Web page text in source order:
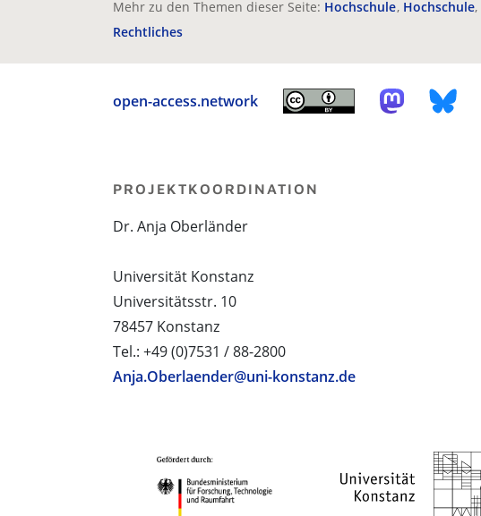
Mehr zu den Themen dieser Seite: Hochschule Hochschule
Rechtliches
open-access.network
PROJEKTKOORDINATION
Dr. Anja Oberländer
Universität Konstanz
Universitätsstr. 10
78457 Konstanz
Tel.: +49 (0)7531 / 88-2800
Anja.Oberlaender@uni-konstanz.de